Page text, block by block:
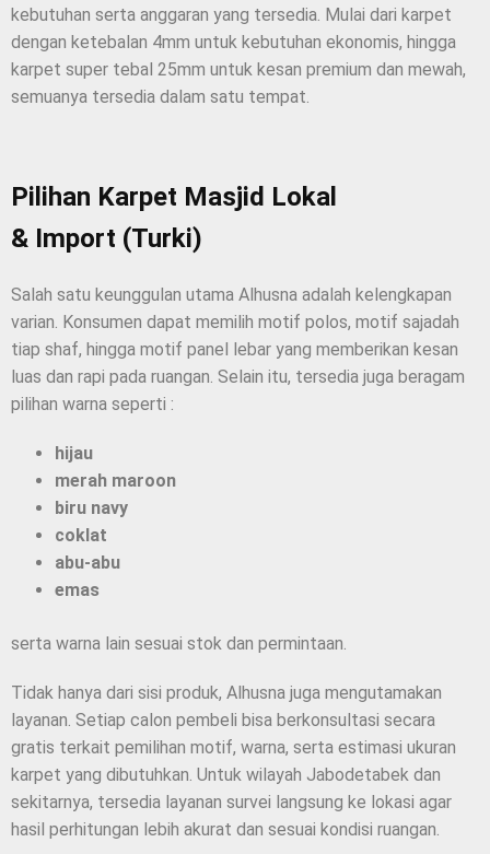
kebutuhan serta anggaran yang tersedia. Mulai dari karpet
dengan ketebalan 4mm untuk kebutuhan ekonomis, hingga
karpet super tebal 25mm untuk kesan premium dan mewah,
semuanya tersedia dalam satu tempat.
Pilihan Karpet Masjid Lokal
& Import (Turki)
Salah satu keunggulan utama Alhusna adalah kelengkapan
varian. Konsumen dapat memilih motif polos, motif sajadah
tiap shaf, hingga motif panel lebar yang memberikan kesan
luas dan rapi pada ruangan. Selain itu, tersedia juga beragam
pilihan warna seperti :
hijau
merah maroon
biru navy
coklat
abu-abu
emas
serta warna lain sesuai stok dan permintaan.
Tidak hanya dari sisi produk, Alhusna juga mengutamakan
layanan. Setiap calon pembeli bisa berkonsultasi secara
gratis terkait pemilihan motif, warna, serta estimasi ukuran
karpet yang dibutuhkan. Untuk wilayah Jabodetabek dan
sekitarnya, tersedia layanan survei langsung ke lokasi agar
hasil perhitungan lebih akurat dan sesuai kondisi ruangan.